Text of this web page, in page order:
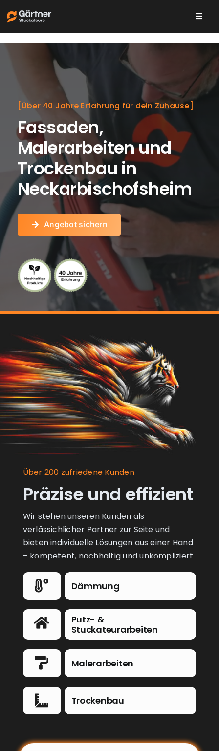
to
content
Leistungen
Karriere
[Über 40 Jahre Erfahrung für dein Zuhause]
Fassaden,
Malerarbeiten und
Trockenbau in
Neckarbischofsheim
Angebot sichern
Über 200 zufriedene Kunden
Präzise und effizient
Wir stehen unseren Kunden als
verlässichlicher Partner zur Seite und
bieten individuelle Lösungen aus einer Hand
– kompetent, nachhaltig und unkompliziert.
Dämmung
Putz- &
Stuckateurarbeiten
Malerarbeiten
Trockenbau